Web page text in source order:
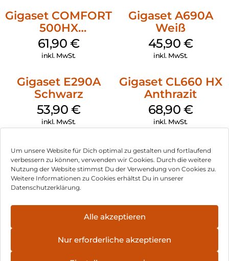
Um unsere Website für Dich optimal zu gestalten und fortlaufend
verbessern zu können, verwenden wir Cookies. Durch die weitere
Nutzung der Website stimmst Du der Verwendung von Cookies zu.
Weitere Informationen zu Cookies erhältst Du in unserer
Datenschutzerklärung.
Alle akzeptieren
Nur erforderliche akzeptieren
Gigaset COMFORT
500HX
Silber/Schwarz
61,90 €
inkl. MwSt.
Gigaset A690A
Weiß
45,90 €
inkl. MwSt.
Gigaset E290A
Schwarz
53,90 €
inkl. MwSt.
Gigaset CL660 HX
Anthrazit
68,90 €
inkl. MwSt.
Impressum
Hinweis zur Batterieentsorgung